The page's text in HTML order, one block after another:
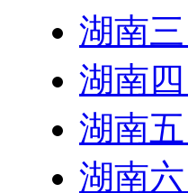
湖南
湖南
湖南
湖南